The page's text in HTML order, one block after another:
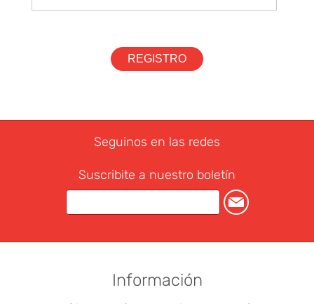
Seguinos en las redes
Suscribite a nuestro boletín
Información